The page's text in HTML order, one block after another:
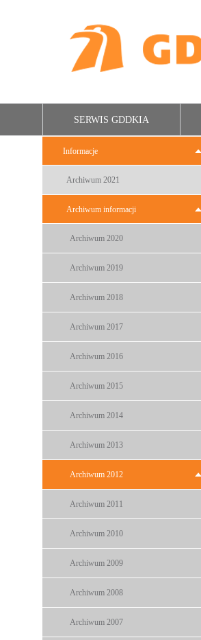
SERWIS GDDKIA
Informacje
Archiwum 2021
Archiwum informacji
Archiwum 2020
Archiwum 2019
Archiwum 2018
Archiwum 2017
Archiwum 2016
Archiwum 2015
Archiwum 2014
Archiwum 2013
Archiwum 2012
Archiwum 2011
Archiwum 2010
Archiwum 2009
Archiwum 2008
Archiwum 2007